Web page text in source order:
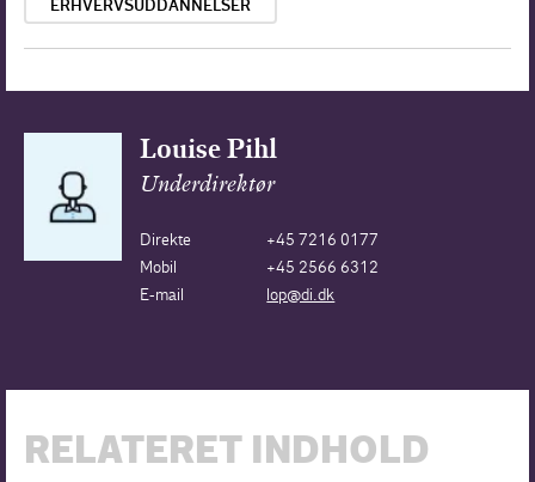
ERHVERVSUDDANNELSER
Louise Pihl
Underdirektør
Direkte
+45 7216 0177
Mobil
+45 2566 6312
E-mail
lop@di.dk
RELATERET INDHOLD